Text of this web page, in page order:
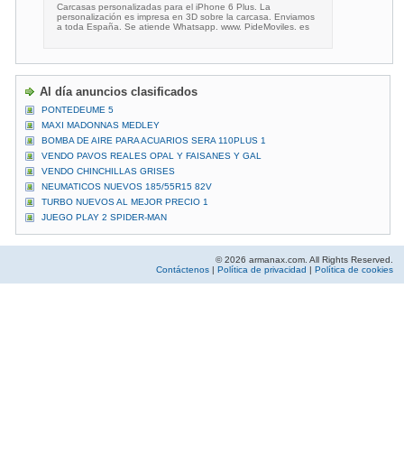
Carcasas personalizadas para el iPhone 6 Plus. La
personalización es impresa en 3D sobre la carcasa. Enviamos
a toda España. Se atiende Whatsapp. www. PideMoviles. es
Al día anuncios clasificados
PONTEDEUME 5
MAXI MADONNAS MEDLEY
BOMBA DE AIRE PARA ACUARIOS SERA 110PLUS 1
VENDO PAVOS REALES OPAL Y FAISANES Y GAL
VENDO CHINCHILLAS GRISES
NEUMATICOS NUEVOS 185/55R15 82V
TURBO NUEVOS AL MEJOR PRECIO 1
JUEGO PLAY 2 SPIDER-MAN
© 2026 armanax.com. All Rights Reserved.
Contáctenos | Política de privacidad | Política de cookies